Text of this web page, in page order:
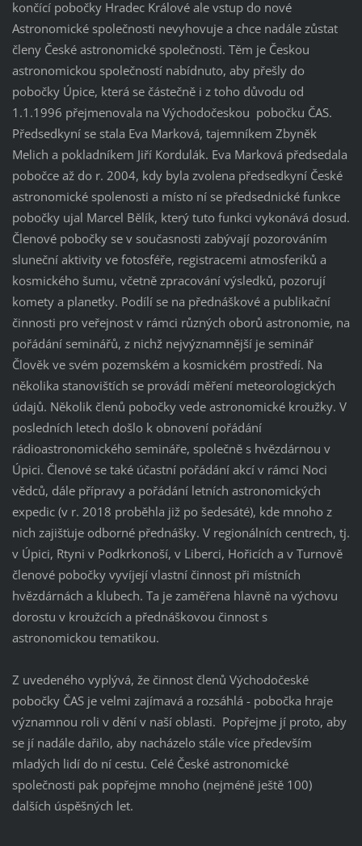
končící pobočky Hradec Králové ale vstup do nové
Astronomické společnosti nevyhovuje a chce nadále zůstat
členy České astronomické společnosti. Těm je Českou
astronomickou společností nabídnuto, aby přešly do
pobočky Úpice, která se částečně i z toho důvodu od
1.1.1996 přejmenovala na Východočeskou pobočku ČAS.
Předsedkyní se stala Eva Marková, tajemníkem Zbyněk
Melich a pokladníkem Jiří Kordulák. Eva Marková předsedala
pobočce až do r. 2004, kdy byla zvolena předsedkyní České
astronomické spolenosti a místo ní se předsednické funkce
pobočky ujal Marcel Bělík, který tuto funkci vykonává dosud.
Členové pobočky se v současnosti zabývají pozorováním
sluneční aktivity ve fotosféře, registracemi atmosferiků a
kosmického šumu, včetně zpracování výsledků, pozorují
komety a planetky. Podílí se na přednáškové a publikační
činnosti pro veřejnost v rámci různých oborů astronomie, na
pořádání seminářů, z nichž nejvýznamnější je seminář
Člověk ve svém pozemském a kosmickém prostředí. Na
několika stanovištích se provádí měření meteorologických
údajů. Několik členů pobočky vede astronomické kroužky. V
posledních letech došlo k obnovení pořádání
rádioastronomického semináře, společně s hvězdárnou v
Úpici. Členové se také účastní pořádání akcí v rámci Noci
vědců, dále přípravy a pořádání letních astronomických
expedic (v r. 2018 proběhla již po šedesáté), kde mnoho z
nich zajišťuje odborné přednášky. V regionálních centrech, tj.
v Úpici, Rtyni v Podkrkonoší, v Liberci, Hořicích a v Turnově
členové pobočky vyvíjejí vlastní činnost při místních
hvězdárnách a klubech. Ta je zaměřena hlavně na výchovu
dorostu v kroužcích a přednáškovou činnost s
astronomickou tematikou.
Z uvedeného vyplývá, že činnost členů Východočeské
pobočky ČAS je velmi zajímavá a rozsáhlá - pobočka hraje
významnou roli v dění v naší oblasti. Popřejme jí proto, aby
se jí nadále dařilo, aby nacházelo stále více především
mladých lidí do ní cestu. Celé České astronomické
společnosti pak popřejme mnoho (nejméně ještě 100)
dalších úspěšných let.